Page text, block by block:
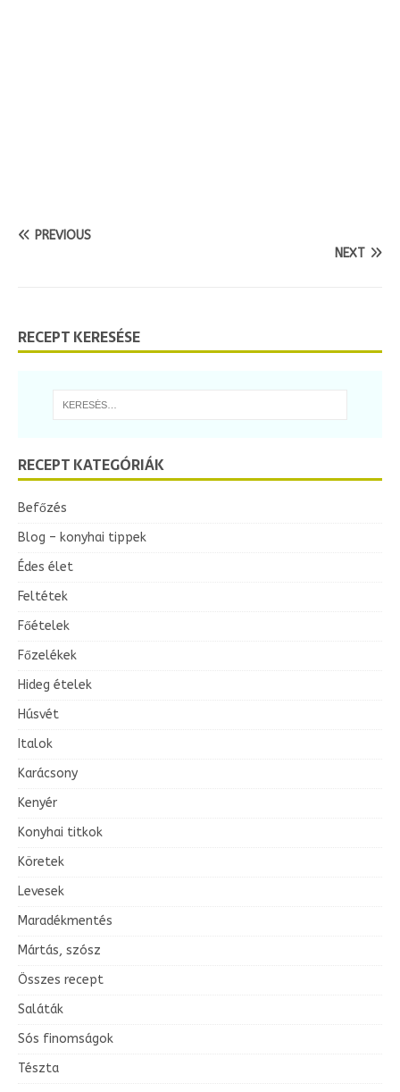
PREVIOUS
NEXT
RECEPT KERESÉSE
RECEPT KATEGÓRIÁK
Befőzés
Blog – konyhai tippek
Édes élet
Feltétek
Főételek
Főzelékek
Hideg ételek
Húsvét
Italok
Karácsony
Kenyér
Konyhai titkok
Köretek
Levesek
Maradékmentés
Mártás, szósz
Összes recept
Saláták
Sós finomságok
Tészta